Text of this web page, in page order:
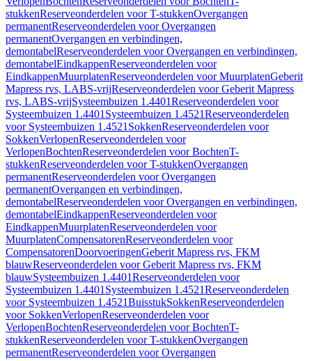
stukkenReserveonderdelen voor T-stukkenOvergangen
permanentReserveonderdelen voor Overgangen
permanentOvergangen en verbindingen,
demontabelReserveonderdelen voor Overgangen en verbindingen,
demontabelEindkappenReserveonderdelen voor
EindkappenMuurplatenReserveonderdelen voor MuurplatenGeberit
Mapress rvs, LABS-vrijReserveonderdelen voor Geberit Mapress
rvs, LABS-vrijSysteembuizen 1.4401Reserveonderdelen voor
Systeembuizen 1.4401 Systeembuizen 1.4521Reserveonderdelen
voor Systeembuizen 1.4521 SokkenReserveonderdelen voor
SokkenVerlopenReserveonderdelen voor
VerlopenBochtenReserveonderdelen voor BochtenT-
stukkenReserveonderdelen voor T-stukkenOvergangen
permanentReserveonderdelen voor Overgangen
permanentOvergangen en verbindingen,
demontabelReserveonderdelen voor Overgangen en verbindingen,
demontabelEindkappenReserveonderdelen voor
EindkappenMuurplatenReserveonderdelen voor
MuurplatenCompensatorenReserveonderdelen voor
CompensatorenDoorvoeringenGeberit Mapress rvs, FKM
blauwReserveonderdelen voor Geberit Mapress rvs, FKM
blauwSysteembuizen 1.4401Reserveonderdelen voor
Systeembuizen 1.4401 Systeembuizen 1.4521Reserveonderdelen
voor Systeembuizen 1.4521BuisstukSokkenReserveonderdelen
voor SokkenVerlopenReserveonderdelen voor
VerlopenBochtenReserveonderdelen voor BochtenT-
stukkenReserveonderdelen voor T-stukkenOvergangen
permanentReserveonderdelen voor Overgangen